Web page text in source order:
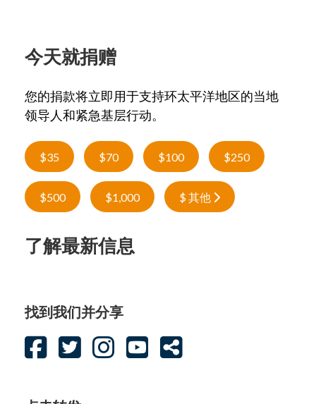
今天就捐赠
您的捐款将立即用于支持环太平洋地区的当地
领导人和紧急基层行动。
$35 $70 $100 $250
$500 $1,000 $ 其他
了解最新信息
找到我们并分享